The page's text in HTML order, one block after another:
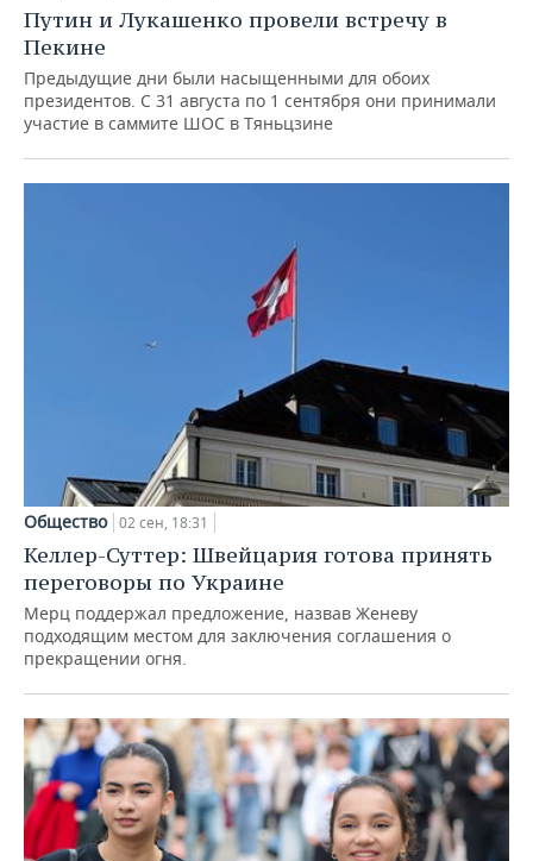
Путин и Лукашенко провели встречу в
Пекине
Предыдущие дни были насыщенными для обоих
президентов. С 31 августа по 1 сентября они принимали
участие в саммите ШОС в Тяньцзине
Общество 02 сен, 18:31
Келлер-Суттер: Швейцария готова принять
переговоры по Украине
Мерц поддержал предложение, назвав Женеву
подходящим местом для заключения соглашения о
прекращении огня.